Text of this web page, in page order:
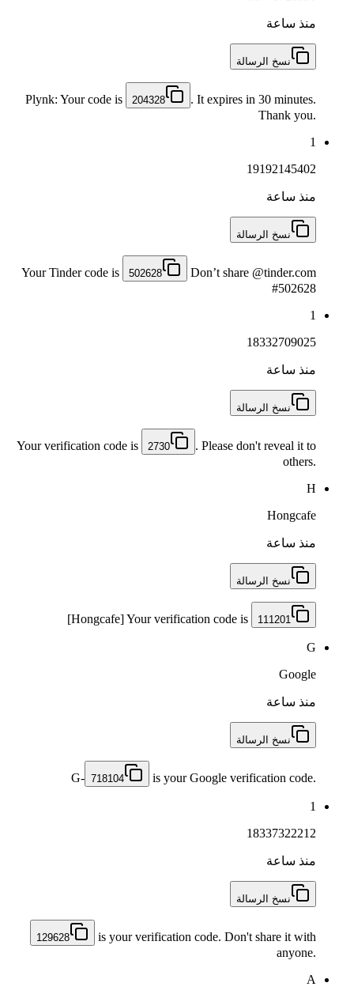
منذ ساعة
نسخ الرسالة
Plynk: Your code is 204328
. It expires in 30 minutes.
Thank you.
1
19192145402
منذ ساعة
نسخ الرسالة
Your Tinder code is 502628
Don’t share @tinder.com
#502628
1
18332709025
منذ ساعة
نسخ الرسالة
Your verification code is 2730
. Please don't reveal it to
others.
H
Hongcafe
منذ ساعة
نسخ الرسالة
[Hongcafe] Your verification code is 111201
G
Google
منذ ساعة
نسخ الرسالة
G- 718104 is your Google verification code.
1
18337322212
منذ ساعة
نسخ الرسالة
129628
is your verification code. Don't share it with
anyone.
A